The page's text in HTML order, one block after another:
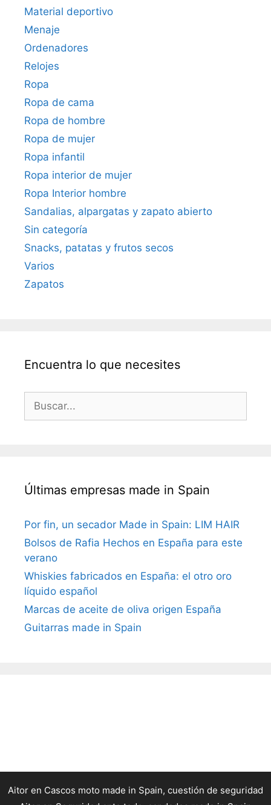
Material deportivo
Menaje
Ordenadores
Relojes
Ropa
Ropa de cama
Ropa de hombre
Ropa de mujer
Ropa infantil
Ropa interior de mujer
Ropa Interior hombre
Sandalias, alpargatas y zapato abierto
Sin categoría
Snacks, patatas y frutos secos
Varios
Zapatos
Encuentra lo que necesites
Últimas empresas made in Spain
Por fin, un secador Made in Spain: LIM HAIR
Bolsos de Rafia Hechos en España para este
verano
Whiskies fabricados en España: el otro oro
líquido español
Marcas de aceite de oliva origen España
Guitarras made in Spain
Aitor en Cascos moto made in Spain, cuestión de seguridad